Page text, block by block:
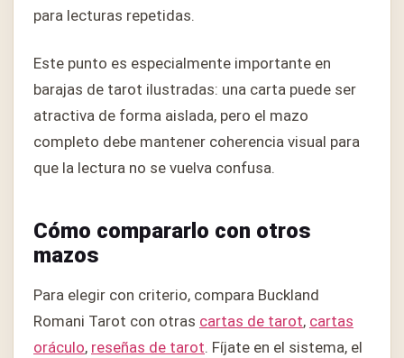
para lecturas repetidas.
Este punto es especialmente importante en
barajas de tarot ilustradas: una carta puede ser
atractiva de forma aislada, pero el mazo
completo debe mantener coherencia visual para
que la lectura no se vuelva confusa.
Cómo compararlo con otros
mazos
Para elegir con criterio, compara Buckland
Romani Tarot con otras cartas de tarot, cartas
oráculo, reseñas de tarot. Fíjate en el sistema, el